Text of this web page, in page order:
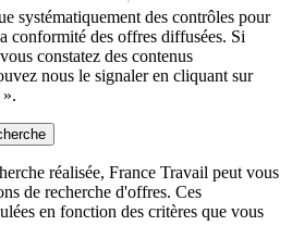
systématiquement des contrôles pour
conformité des offres diffusées. Si
constatez des contenus
nous le signaler en cliquant sur
réalisée, France Travail peut vous
de recherche d'offres. Ces
en fonction des critères que vous